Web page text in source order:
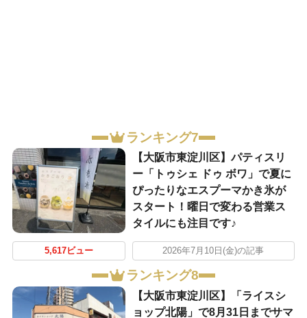
ランキング7
【大阪市東淀川区】パティスリ
ー「トゥシェ ドゥ ボワ」で夏に
ぴったりなエスプーマかき氷が
スタート！曜日で変わる営業ス
タイルにも注目です♪
5,617ビュー 2026年7月10日(金)の記事
ランキング8
【大阪市東淀川区】「ライスシ
ョップ北陽」で8月31日までサマ